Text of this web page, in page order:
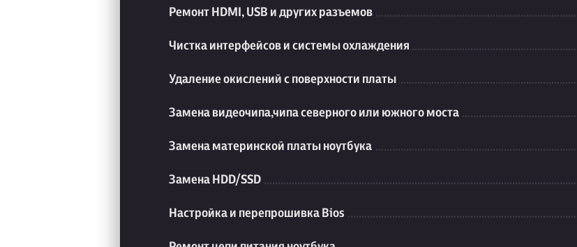
Ремонт HDMI, USB и других разъемов
Чистка интерфейсов и системы охлаждения
Удаление окислений с поверхности платы
Замена видеочипа,чипа северного или южного моста
Замена материнской платы ноутбука
Замена HDD/SSD
Настройка и перепрошивка Bios